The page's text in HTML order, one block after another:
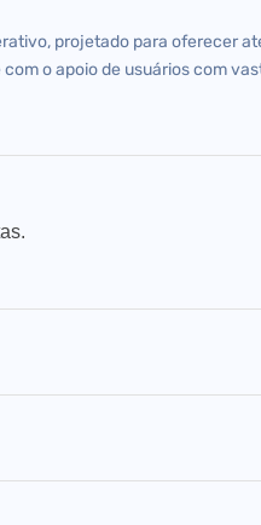
projetado para oferecer
o apoio de usuários com